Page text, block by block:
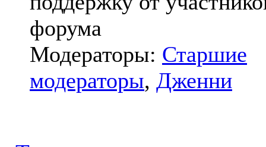
форума
Модераторы: Старшие
модераторы, Дженни